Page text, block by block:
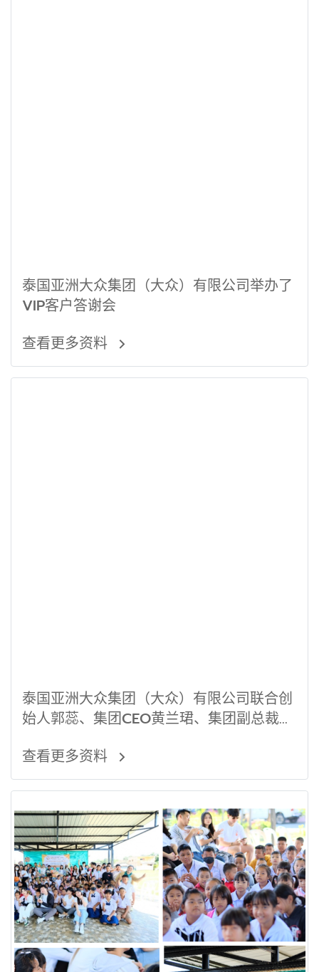
泰国亚洲大众集团（大众）有限公司举办了
VIP客户答谢会
查看更多资料
泰国亚洲大众集团（大众）有限公司联合创
始人郭蕊、集团CEO黄兰珺、集团副总裁钟
Yannawa寺庙放生鱼做功德。
查看更多资料